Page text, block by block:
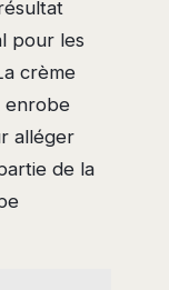
pour les
crème
enrobe
alléger
de la